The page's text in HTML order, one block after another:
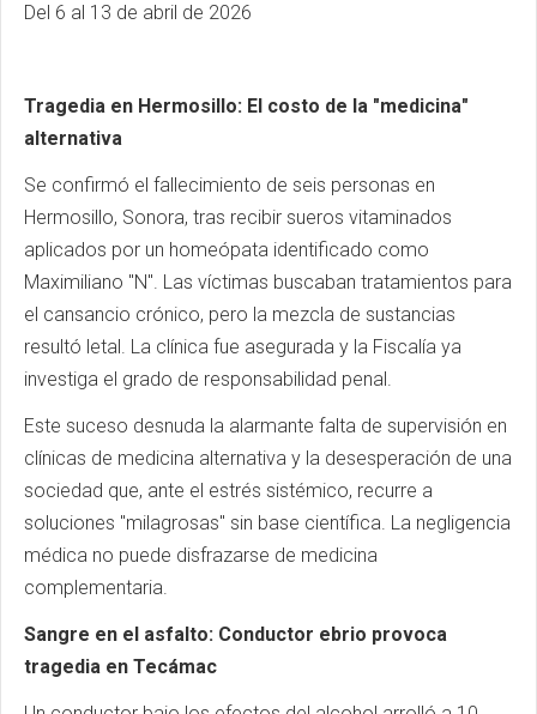
Del 6 al 13 de abril de 2026
Tragedia en Hermosillo: El costo de la "medicina"
alternativa
Se confirmó el fallecimiento de seis personas en
Hermosillo, Sonora, tras recibir sueros vitaminados
aplicados por un homeópata identificado como
Maximiliano "N". Las víctimas buscaban tratamientos para
el cansancio crónico, pero la mezcla de sustancias
resultó letal. La clínica fue asegurada y la Fiscalía ya
investiga el grado de responsabilidad penal.
Este suceso desnuda la alarmante falta de supervisión en
clínicas de medicina alternativa y la desesperación de una
sociedad que, ante el estrés sistémico, recurre a
soluciones "milagrosas" sin base científica. La negligencia
médica no puede disfrazarse de medicina
complementaria.
Sangre en el asfalto: Conductor ebrio provoca
tragedia en Tecámac